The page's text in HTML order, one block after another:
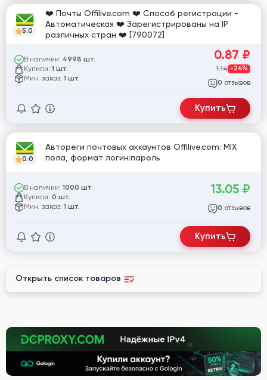
5.0
❤️ Почты Offilive.com ❤️ Способ регистрации -
Автоматическая ❤️ Зарегистрированы на IP
различных стран ❤️ [790072]
В наличии: 4998 шт.
Купили: 1 шт.
Мин. заказ: 1 шт.
0.87 ₽
1.14 -24%
0 отзывов
Купить
0.0
Автореги почтовых аккаунтов Offilive.com: MIX
пола, формат логин:пароль
В наличии: 1000 шт.
Купили: 0 шт.
Мин. заказ: 1 шт.
13.05 ₽
0 отзывов
Купить
Открыть список товаров